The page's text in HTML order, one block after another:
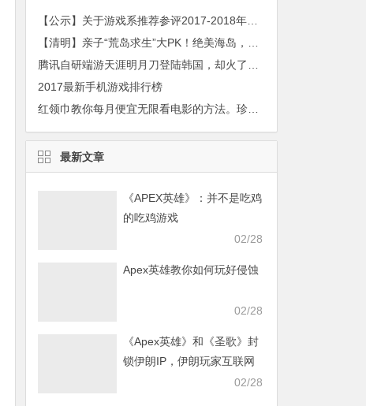
【公示】关于游戏系推荐参评2017-2018年度广州大学华软软件学院五四评优先进团支部名单公示
2017最新手机游戏排行榜
最新文章
《APEX英雄》：并不是吃鸡
的吃鸡游戏
02/28
Apex英雄教你如何玩好侵蚀
02/28
《Apex英雄》和《圣歌》封
锁伊朗IP，伊朗玩家互联网
02/28